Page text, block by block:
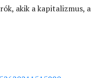
akik a kapitalizmus, a